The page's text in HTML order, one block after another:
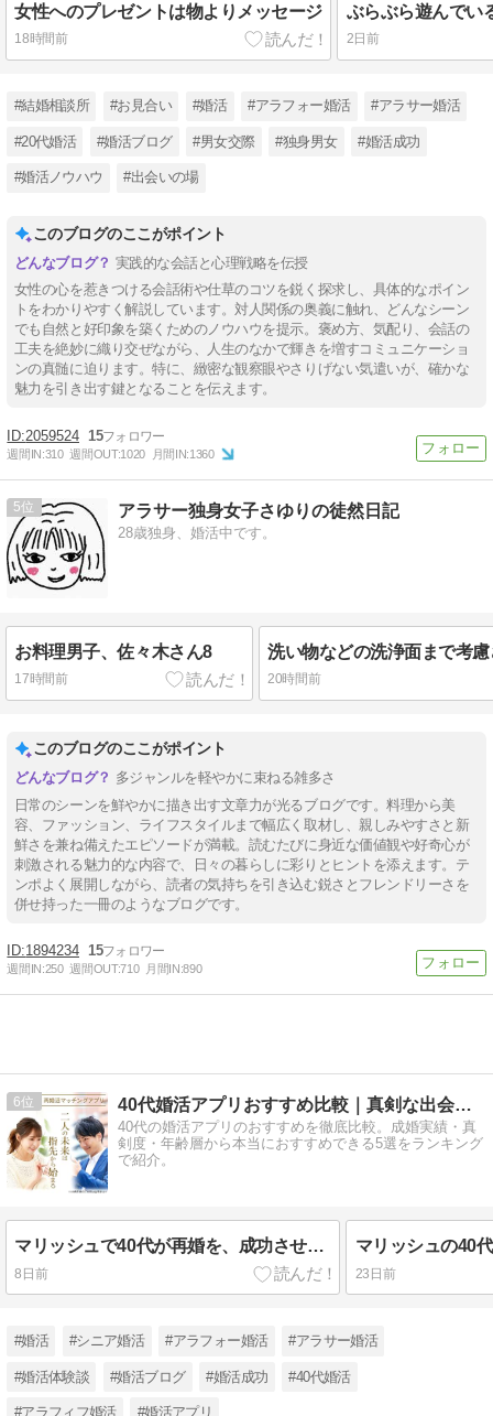
女性へのプレゼントは物よりメッセージ
18時間前 2日前
#結婚相談所 #お見合い #婚活 #アラフォー婚活 #アラサー婚活
#20代婚活 #婚活ブログ #男女交際 #独身男女 #婚活成功
#婚活ノウハウ #出会いの場
このブログのここがポイント
実践的な会話と心理戦略を伝授
女性の心を惹きつける会話術や仕草のコツを鋭く探求し、具体的なポイン
トをわかりやすく解説しています。対人関係の奥義に触れ、どんなシーン
でも自然と好印象を築くためのノウハウを提示。褒め方、気配り、会話の
工夫を絶妙に織り交ぜながら、人生のなかで輝きを増すコミュニケーショ
ンの真髄に迫ります。特に、緻密な観察眼やさりげない気遣いが、確かな
魅力を引き出す鍵となることを伝えます。
2059524 15
週間IN:310 週間OUT:1020 月間IN:1360
5 アラサー独身女子さゆりの徒然日記
28歳独身、婚活中です。
お料理男子、佐々木さん8
17時間前 20時間前
このブログのここがポイント
多ジャンルを軽やかに束ねる雑多さ
日常のシーンを鮮やかに描き出す文章力が光るブログです。料理から美
容、ファッション、ライフスタイルまで幅広く取材し、親しみやすさと新
鮮さを兼ね備えたエピソードが満載。読むたびに身近な価値観や好奇心が
刺激される魅力的な内容で、日々の暮らしに彩りとヒントを添えます。テ
ンポよく展開しながら、読者の気持ちを引き込む鋭さとフレンドリーさを
併せ持った一冊のようなブログです。
1894234 15
週間IN:250 週間OUT:710 月間IN:890
6 40代婚活アプリおすすめ比較｜真剣な出会いを見付ける！
40代の婚活アプリのおすすめを徹底比較。成婚実績・真
剣度・年齢層から本当におすすめできる5選をランキング
で紹介。
マリッシュで40代が再婚を、成功させるポイントを解説！
8日前 23日前
#婚活 #シニア婚活 #アラフォー婚活 #アラサー婚活
#婚活体験談 #婚活ブログ #婚活成功 #40代婚活
#アラフィフ婚活 #婚活アプリ